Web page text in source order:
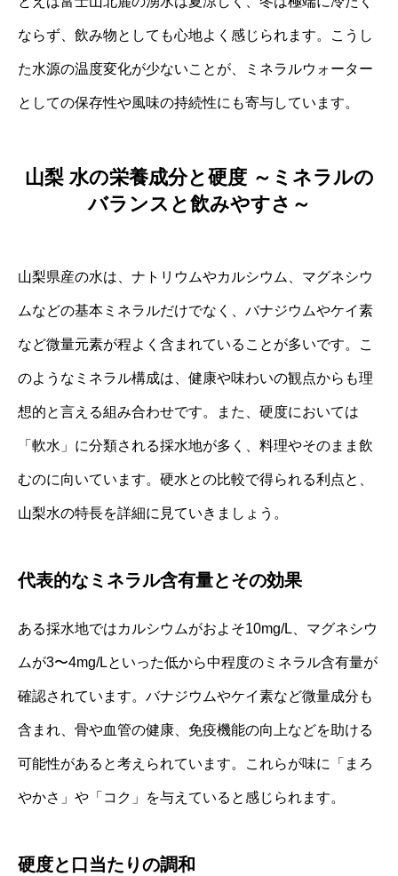
ならず、飲み物としても心地よく感じられます。こうし
た水源の温度変化が少ないことが、ミネラルウォーター
としての保存性や風味の持続性にも寄与しています。
山梨 水の栄養成分と硬度 ～ミネラルの
バランスと飲みやすさ～
山梨県産の水は、ナトリウムやカルシウム、マグネシウ
ムなどの基本ミネラルだけでなく、バナジウムやケイ素
など微量元素が程よく含まれていることが多いです。こ
のようなミネラル構成は、健康や味わいの観点からも理
想的と言える組み合わせです。また、硬度においては
「軟水」に分類される採水地が多く、料理やそのまま飲
むのに向いています。硬水との比較で得られる利点と、
山梨水の特長を詳細に見ていきましょう。
代表的なミネラル含有量とその効果
ある採水地ではカルシウムがおよそ10mg/L、マグネシウ
ムが3〜4mg/Lといった低から中程度のミネラル含有量が
確認されています。バナジウムやケイ素など微量成分も
含まれ、骨や血管の健康、免疫機能の向上などを助ける
可能性があると考えられています。これらが味に「まろ
やかさ」や「コク」を与えていると感じられます。
硬度と口当たりの調和